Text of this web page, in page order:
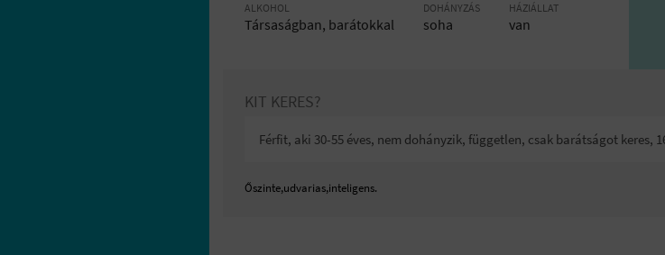
ALKOHOL
Társaságban, barátokkal
DOHÁNYZÁS
soha
HÁZIÁLLAT
van
KIT KERES?
Férfit, aki 30-55 éves, nem dohányzik, független, csak barátságot keres,
Őszinte,udvarias,inteligens.